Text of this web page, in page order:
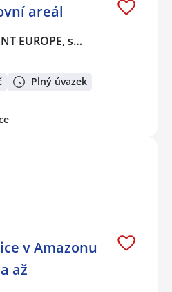
areál
EUROPE, s…
Plný úvazek
v Amazonu
až